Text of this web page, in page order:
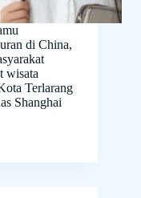
di China,
wisata
Terlarang
Shanghai